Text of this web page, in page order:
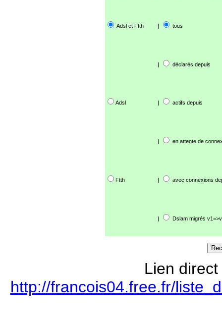
Adsl et Ftth | tous
| déclarés depuis
Adsl | actifs depuis
| en attente de
Ftth | avec connexions
| Dslam migrés
Lien
http://francois04.free.fr/